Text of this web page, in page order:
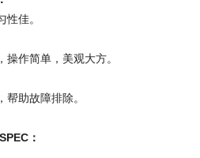
佳。
作简单，美观大方。
助故障排除。
：